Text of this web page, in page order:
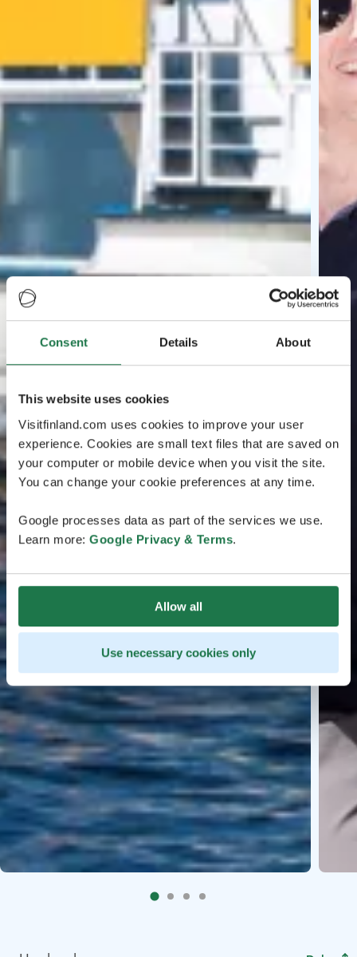
Consent Details About
This website uses cookies
Visitfinland.com uses cookies to improve your user
experience. Cookies are small text files that are saved on
your computer or mobile device when you visit the site.
You can change your cookie preferences at any time.
Google processes data as part of the services we use.
Learn more: Google Privacy & Terms.
Allow all
Use necessary cookies only